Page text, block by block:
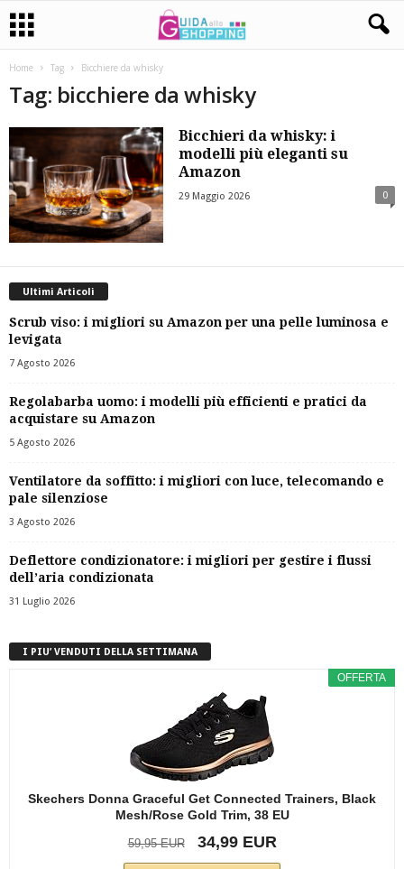
Home Tag Bicchiere da whisky
Tag: bicchiere da whisky
Bicchieri da whisky: i
modelli più eleganti su
Amazon
29 Maggio 2026 0
Ultimi Articoli
Scrub viso: i migliori su Amazon per una pelle luminosa e
levigata
7 Agosto 2026
Regolabarba uomo: i modelli più efficienti e pratici da
acquistare su Amazon
5 Agosto 2026
Ventilatore da soffitto: i migliori con luce, telecomando e
pale silenziose
3 Agosto 2026
Deflettore condizionatore: i migliori per gestire i flussi
dell’aria condizionata
31 Luglio 2026
I PIU’ VENDUTI DELLA SETTIMANA
OFFERTA
Skechers Donna Graceful Get Connected Trainers, Black
Mesh/Rose Gold Trim, 38 EU
59,95 EUR 34,99 EUR